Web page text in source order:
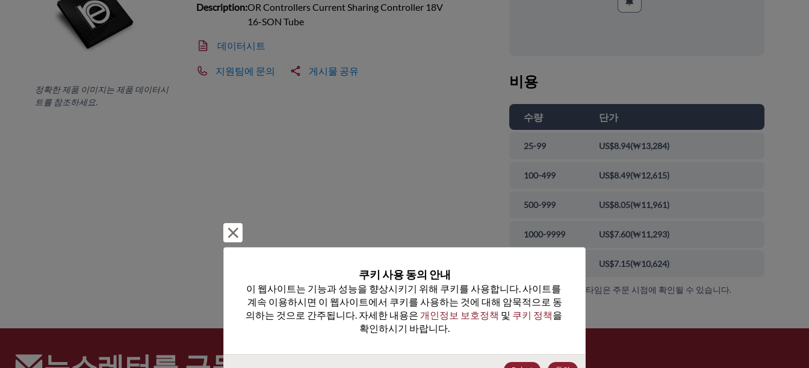
정확한 제품 이미지는 제품 데이터시
트를 참조하세요.
Description:OR Controllers Current Sharing Controller 18V
16-SON Tube
데이터시트
지원팀에 문의 게시물 공유
비용
수량 단가
25-99 US$8.94(₩13,284)
100-499 US$8.49(₩12,615)
500-999 US$8.05(₩11,961)
1000-9999 US$7.60(₩11,293)
US$7.15(₩10,624)
가격, 가용성 및 리드 타임은 주문 시점에 확인될 수 있습니다.
쿠키 사용 동의 안내
이 웹사이트는 기능과 성능을 향상시키기 위해 쿠키를 사용합니다. 사이트를
계속 이용하시면 이 웹사이트에서 쿠키를 사용하는 것에 대해 암묵적으로 동
의하는 것으로 간주됩니다. 자세한 내용은 개인정보 보호정책 및 쿠키 정책을
확인하시기 바랍니다.